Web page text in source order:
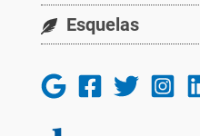
Esquelas